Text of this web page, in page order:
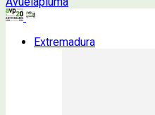
Extremadura